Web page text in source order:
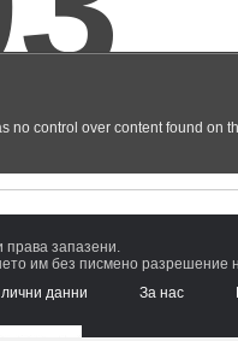
права запазени.
им без писмено разрешение
данни За нас